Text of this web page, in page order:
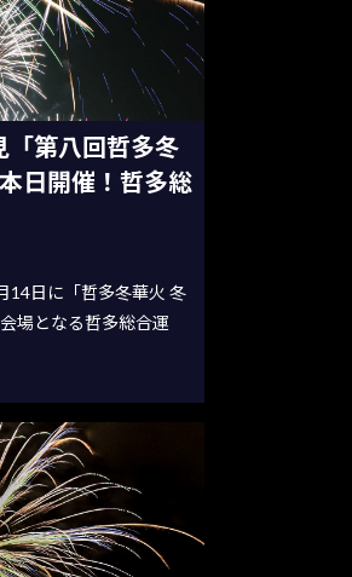
「第八回哲多冬
日開催！哲多総
14日に「哲多冬華火 冬
場となる哲多総合運